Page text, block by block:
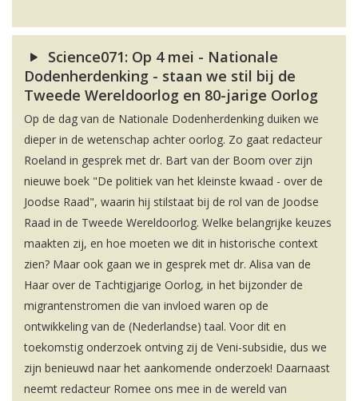
Science071: Op 4 mei - Nationale
Dodenherdenking - staan we stil bij de
Tweede Wereldoorlog en 80-jarige Oorlog
Op de dag van de Nationale Dodenherdenking duiken we
dieper in de wetenschap achter oorlog. Zo gaat redacteur
Roeland in gesprek met dr. Bart van der Boom over zijn
nieuwe boek "De politiek van het kleinste kwaad - over de
Joodse Raad", waarin hij stilstaat bij de rol van de Joodse
Raad in de Tweede Wereldoorlog. Welke belangrijke keuzes
maakten zij, en hoe moeten we dit in historische context
zien? Maar ook gaan we in gesprek met dr. Alisa van de
Haar over de Tachtigjarige Oorlog, in het bijzonder de
migrantenstromen die van invloed waren op de
ontwikkeling van de (Nederlandse) taal. Voor dit en
toekomstig onderzoek ontving zij de Veni-subsidie, dus we
zijn benieuwd naar het aankomende onderzoek! Daarnaast
neemt redacteur Romee ons mee in de wereld van